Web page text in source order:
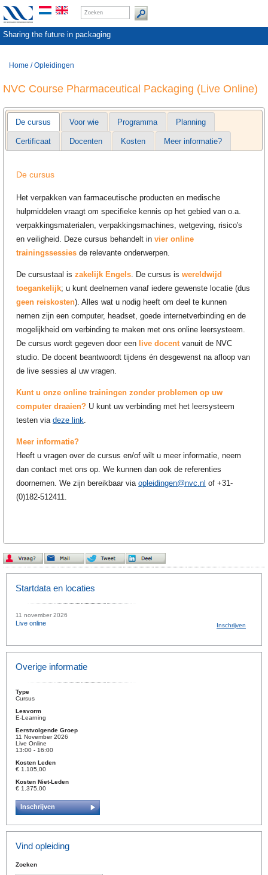
Sharing the future in packaging
Home /Opleidingen
NVC Course Pharmaceutical Packaging (Live Online)
De cursus Voor wie Programma Planning
Certificaat Docenten Kosten Meer informatie?
De cursus
Het verpakken van farmaceutische producten en medische
hulpmiddelen vraagt om specifieke kennis op het gebied van o.a.
verpakkingsmaterialen, verpakkingsmachines, wetgeving, risico's
en veiligheid. Deze cursus behandelt invier online
trainingssessies de relevante onderwerpen.
De cursustaal iszakelijk Engels. De cursus iswereldwijd
toegankelijk; u kunt deelnemen vanaf iedere gewenste locatie (dus
geen reiskosten). Alles wat u nodig heeft om deel te kunnen
nemen zijn een computer, headset, goede internetverbinding en de
mogelijkheid om verbinding te maken met ons online leersysteem.
De cursus wordt gegeven door een live docentvanuit de NVC
studio. De docent beantwoordt tijdens én desgewenst na afloop van
de live sessies al uw vragen.
Kunt u onze online trainingen zonder problemen op uw
computer draaien? U kunt uw verbinding met het leersysteem
testen viadeze link.
Meer informatie?
Heeft u vragen over de cursus en/of wilt u meer informatie, neem
dan contact met ons op. We kunnen dan ook de referenties
doornemen. We zijn bereikbaar viaopleidingen@nvc.nl of +31-
(0)182-512411.
Startdata en locaties
11 november 2026
Live online Inschrijven
Overige informatie
Type
Cursus
Lesvorm
E-Learning
Eerstvolgende Groep
11 November 2026
Live Online
13:00 - 16:00
Kosten Leden
€ 1.105,00
Kosten Niet-Leden
€ 1.375,00
Inschrijven
Vind opleiding
Zoeken